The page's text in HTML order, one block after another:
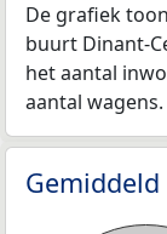
De grafiek
buurt Dinant-
het aantal
aantal wagens.
Gemiddeld